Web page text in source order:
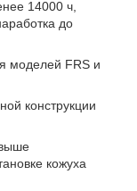
14000 ч,
до
моделей FRS и
конструкции
кожуха